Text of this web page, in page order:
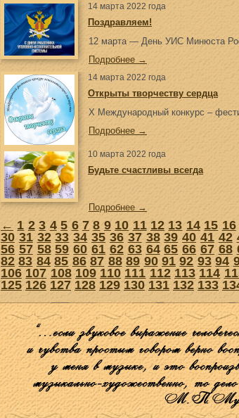
14 марта 2022 года
Поздравляем!
12 марта — День УИС Минюста
Подробнее →
14 марта 2022 года
Открыты творчеству сердца
X Международный конкурс –
Подробнее →
10 марта 2022 года
Будьте счастливы всегда
Подробнее →
← 1 2 3 4 5 6 7 8 9 10 11 12 13 14 15 16
30 31 32 33 34 35 36 37 38 39 40 41 42
56 57 58 59 60 61 62 63 64 65 66 67 68
82 83 84 85 86 87 88 89 90 91 92 93 94
106 107 108 109 110 111 112 113 114
125 126 127 128 129 130 131 132 133